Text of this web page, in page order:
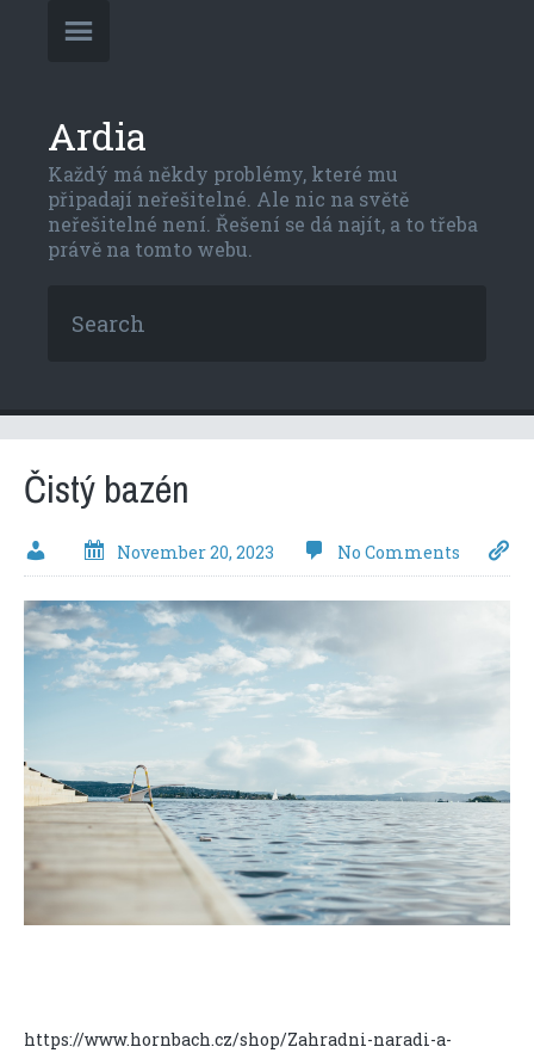
Ardia
Každý má někdy problémy, které mu
připadají neřešitelné. Ale nic na světě
neřešitelné není. Řešení se dá najít, a to třeba
právě na tomto webu.
Čistý bazén
November 20, 2023 No Comments
https://www.hornbach.cz/shop/Zahradni-naradi-a-